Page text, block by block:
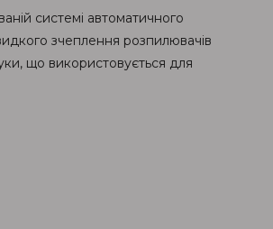
системі автоматичного
зчеплення розпилювачів
що використовується для